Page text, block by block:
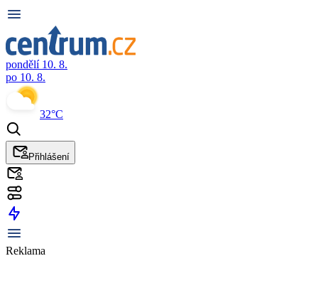
pondělí 10. 8.
po 10. 8.
32°C
Přihlášení
Reklama